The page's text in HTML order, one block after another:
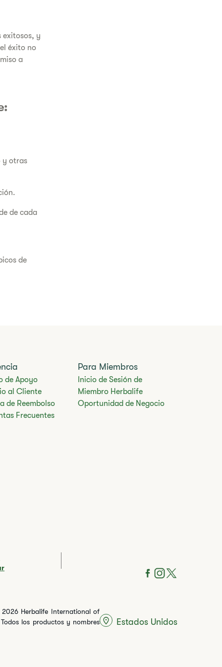
exitosos, y
éxito no
a
y otras
de cada
de
de Apoyo
al Cliente
de Reembolso
Frecuentes
Para Miembros
Inicio de Sesión de
Miembro Herbalife
Oportunidad de Negocio
Herbalife International of
los productos y nombres
Estados Unidos